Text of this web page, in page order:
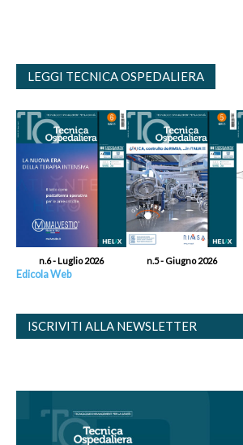
LEGGI TECNICA OSPEDALIERA
n.6 - Luglio 2026 n.5 - Giugno 2026
Edicola Web
ISCRIVITI ALLA NEWSLETTER